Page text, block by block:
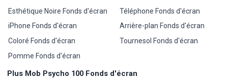
Esthétique Noire Fonds d'écran
iPhone Fonds d'écran
Coloré Fonds d'écran
Pomme Fonds d'écran
Téléphone Fonds d'écran
Arrière-plan Fonds d'écran
Tournesol Fonds d'écran
Plus Mob Psycho 100 Fonds d'écran